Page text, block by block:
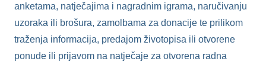
anketama, natječajima i nagradnim igrama, naručivanju
uzoraka ili brošura, zamolbama za donacije te prilikom
traženja informacija, predajom životopisa ili otvorene
ponude ili prijavom na natječaje za otvorena radna